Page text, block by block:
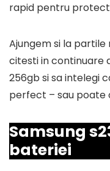
rapid pentru
Ajungem si la
citesti in continuare
256gb si sa intelegi
perfect – sau poate
Samsung
bateriei